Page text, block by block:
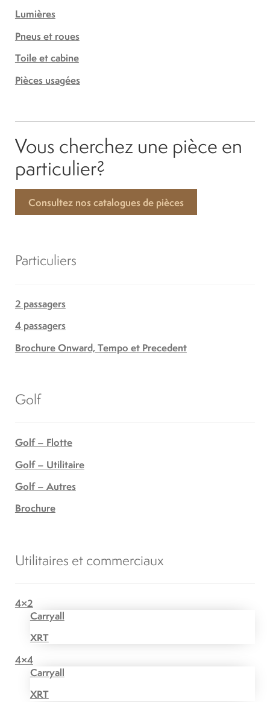
Lumières
Pneus et roues
Toile et cabine
Pièces usagées
Vous cherchez une pièce en
particulier?
Consultez nos catalogues de pièces
Particuliers
2 passagers
4 passagers
Brochure Onward, Tempo et Precedent
Golf
Golf – Flotte
Golf – Utilitaire
Golf – Autres
Brochure
Utilitaires et commerciaux
4×2
Carryall
XRT
4×4
Carryall
XRT